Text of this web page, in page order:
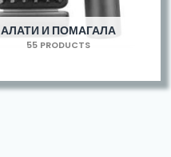
АЛАТИ И ПОМАГАЛА
55 PRODUCTS